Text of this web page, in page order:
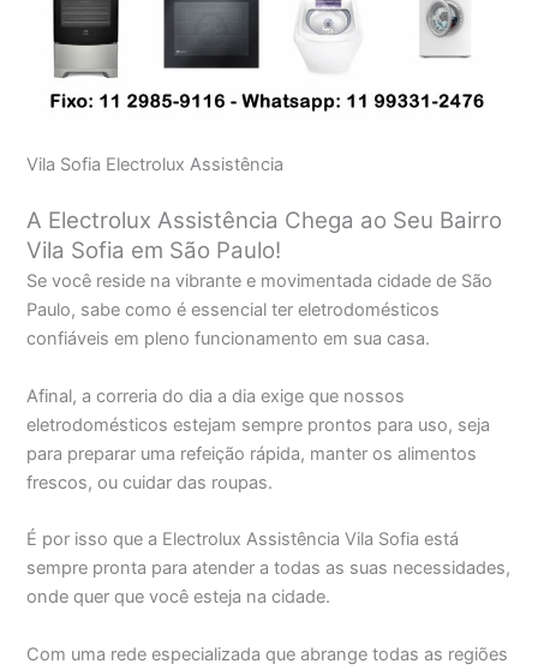
Vila Sofia Electrolux Assistência
A Electrolux Assistência Chega ao Seu Bairro
Vila Sofia em São Paulo!
Se você reside na vibrante e movimentada cidade de São
Paulo, sabe como é essencial ter eletrodomésticos
confiáveis em pleno funcionamento em sua casa.
Afinal, a correria do dia a dia exige que nossos
eletrodomésticos estejam sempre prontos para uso, seja
para preparar uma refeição rápida, manter os alimentos
frescos, ou cuidar das roupas.
É por isso que a Electrolux Assistência Vila Sofia está
sempre pronta para atender a todas as suas necessidades,
onde quer que você esteja na cidade.
Com uma rede especializada que abrange todas as regiões